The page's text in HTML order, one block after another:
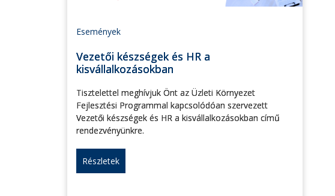
Események
Vezetői készségek és HR a
kisvállalkozásokban
Tisztelettel meghívjuk Önt az Üzleti Környezet
Fejlesztési Programmal kapcsolódóan szervezett
Vezetői készségek és HR a kisvállalkozásokban című
rendezvényünkre.
Részletek